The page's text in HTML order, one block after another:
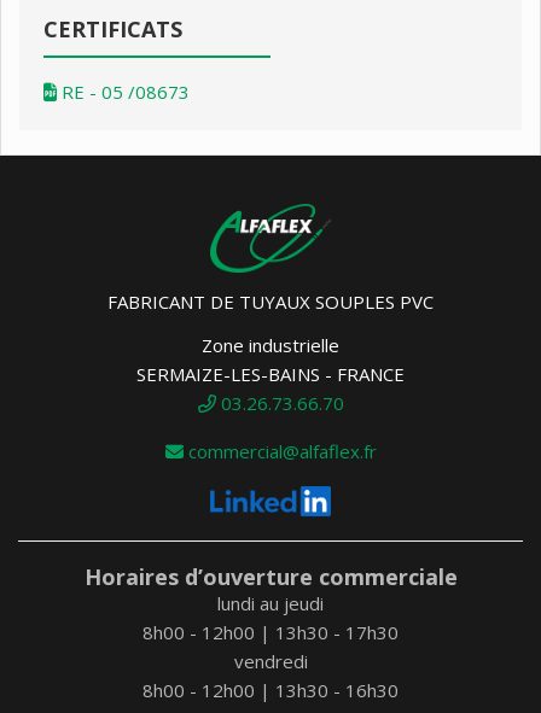
CERTIFICATS
RE - 05 /08673
FABRICANT DE TUYAUX SOUPLES PVC
Zone industrielle
SERMAIZE-LES-BAINS - FRANCE
03.26.73.66.70
commercial@alfaflex.fr
Horaires d’ouverture commerciale
lundi au jeudi
8h00 - 12h00 | 13h30 - 17h30
vendredi
8h00 - 12h00 | 13h30 - 16h30